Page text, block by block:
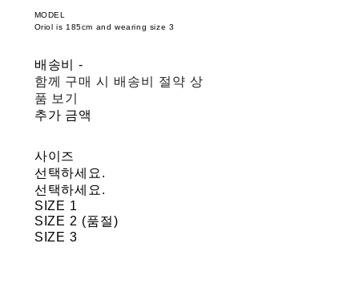
MODEL
Oriol is 185cm and wearing size 3
배송비-
함께 구매 시 배송비 절약 상
품 보기
추가 금액
사이즈
선택하세요.
선택하세요.
SIZE 1
SIZE 2 (품절)
SIZE 3